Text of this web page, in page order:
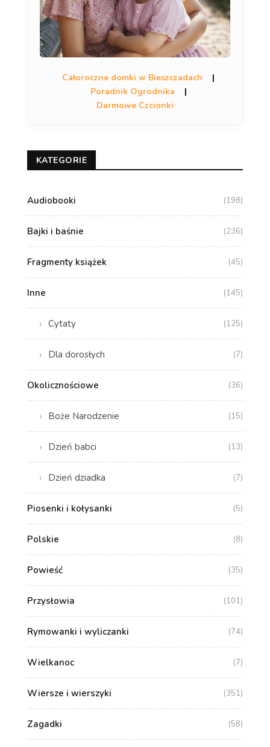
Całoroczne domki w Bieszczadach
|
Poradnik Ogrodnika
|
Darmowe Czcionki
KATEGORIE
Audiobooki (198)
Bajki i baśnie (236)
Fragmenty książek (45)
Inne (145)
Cytaty (125)
Dla dorosłych (7)
Okolicznościowe (36)
Boże Narodzenie (15)
Dzień babci (13)
Dzień dziadka (7)
Piosenki i kołysanki (5)
Polskie (8)
Powieść (35)
Przysłowia (101)
Rymowanki i wyliczanki (74)
Wielkanoc (7)
Wiersze i wierszyki (351)
Zagadki (58)